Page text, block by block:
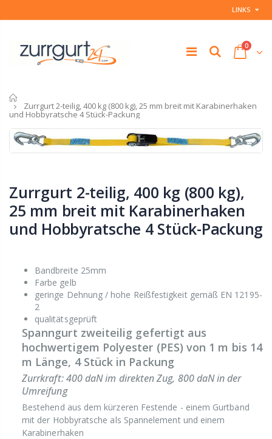
LINKS
0
Zurrgurt 2-teilig, 400 kg (800 kg), 25 mm breit mit Karabinerhaken
und Hobbyratsche 4 Stück-Packung
Zurrgurt 2-teilig, 400 kg (800 kg),
25 mm breit mit Karabinerhaken
und Hobbyratsche 4 Stück-Packung
Bandbreite 25mm
Farbe gelb
geringe Dehnung / hohe Reißfestigkeit gemäß EN 12195-
2
qualitätsgeprüft
Spanngurt zweiteilig gefertigt aus
hochwertigem Polyester (PES) von 1 m bis 14
m Länge, 4 Stück in Packung
Zurrkraft: 400 daN im direkten Zug, 800 daN in der
Umreifung
Bestehend aus dem kürzeren Festende - einem Gurtband
mit der Hobbyratsche als Spannelement und einem
Karabinerhaken